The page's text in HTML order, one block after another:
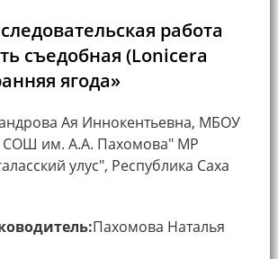
работа
съедобная (Lonicera
ягода»
Ая Иннокентьевна, МБОУ
СОШ им. А.А. Пахомова" МР
улус", Республика Саха
Пахомова Наталья